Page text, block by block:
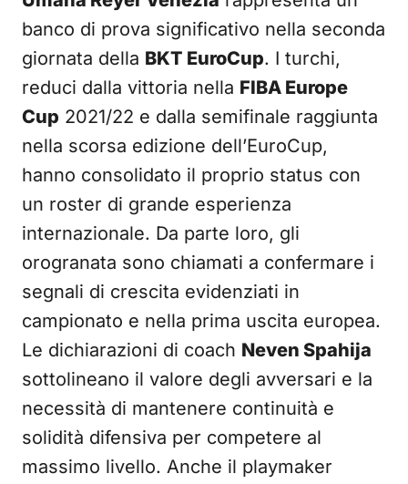
banco di prova significativo nella seconda
giornata della BKT EuroCup. I turchi,
reduci dalla vittoria nella FIBA Europe
Cup 2021/22 e dalla semifinale raggiunta
nella scorsa edizione dell’EuroCup,
hanno consolidato il proprio status con
un roster di grande esperienza
internazionale. Da parte loro, gli
orogranata sono chiamati a confermare i
segnali di crescita evidenziati in
campionato e nella prima uscita europea.
Le dichiarazioni di coach Neven Spahija
sottolineano il valore degli avversari e la
necessità di mantenere continuità e
solidità difensiva per competere al
massimo livello. Anche il playmaker